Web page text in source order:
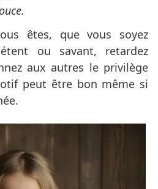
êtes, que vous soyez
ou savant, retardez
aux autres le privilège
peut être bon même si